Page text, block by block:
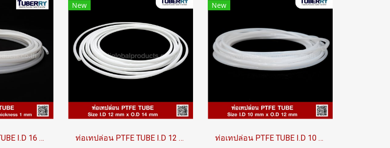
ท่อเทปล่อน PTFE TUBE I.D 16 mm x O.D 18 mm
New
ท่อเทปล่อน PTFE TUBE I.D 12 mm x O.D 14 mm
New
ท่อเทปล่อน PTFE TUBE I.D 10 mm x O.D 12 mm